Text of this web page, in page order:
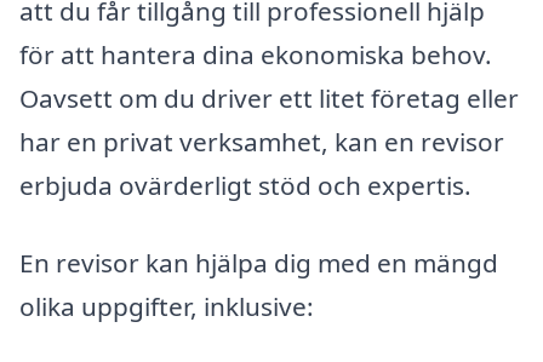
att du får tillgång till professionell hjälp
för att hantera dina ekonomiska behov.
Oavsett om du driver ett litet företag eller
har en privat verksamhet, kan en revisor
erbjuda ovärderligt stöd och expertis.
En revisor kan hjälpa dig med en mängd
olika uppgifter, inklusive: